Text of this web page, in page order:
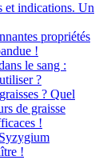
et indications. Un
propriétés
!
le sang :
?
? Quel
de graisse
!
!